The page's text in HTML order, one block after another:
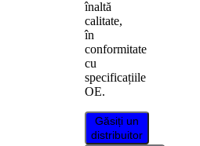
înaltă
calitate,
în
conformitate
cu
specificațiile
OE.
Găsiți un
distribuitor